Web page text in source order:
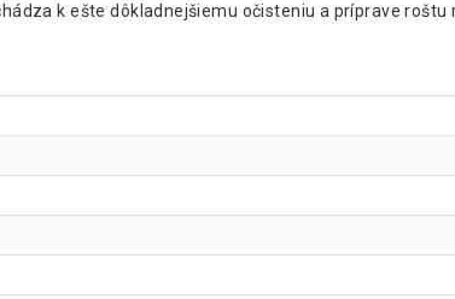
k ešte dôkladnejšiemu očisteniu a príprave roštu